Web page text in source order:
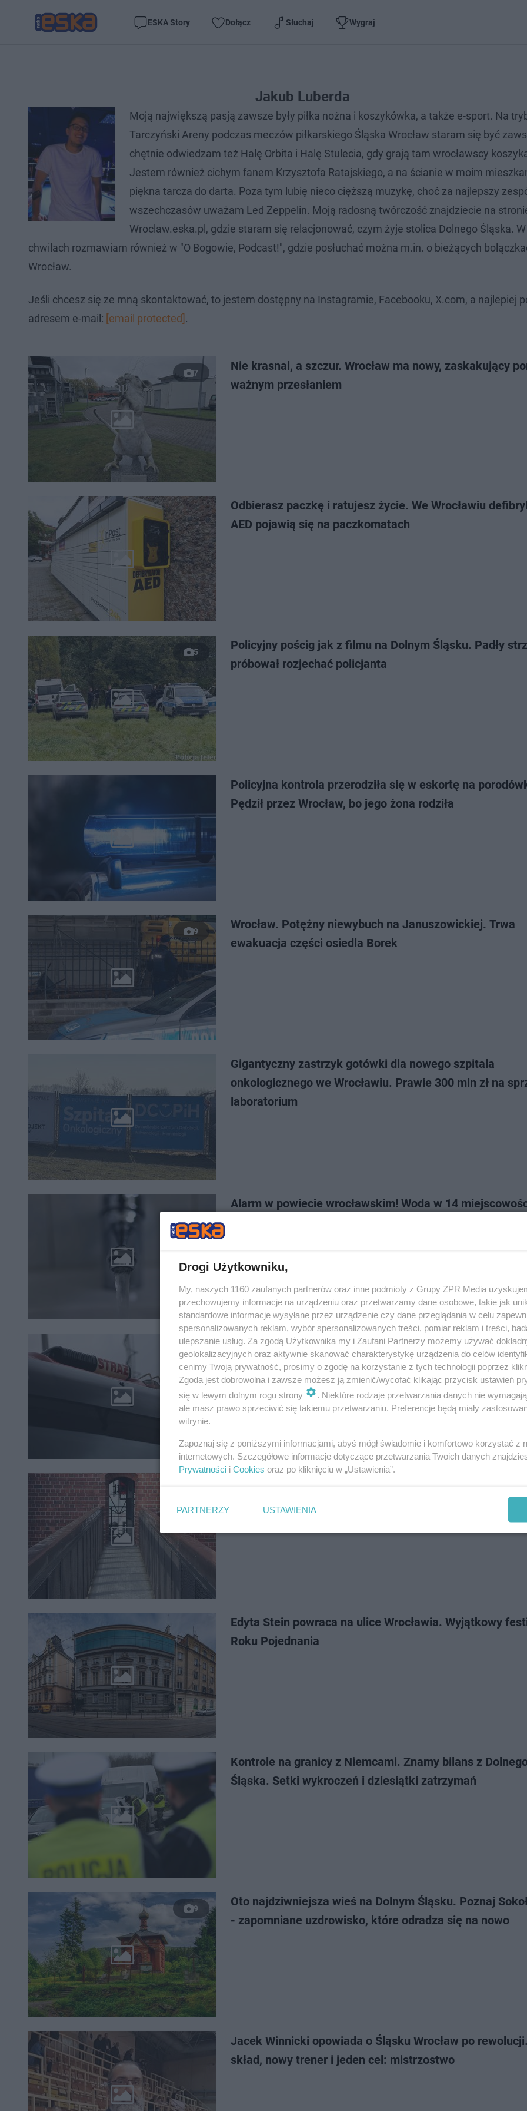
ESKA Story Dołącz Słuchaj Wygraj
Jakub Luberda
Moją największą pasją zawsze były piłka nożna i koszykówka, a także e-sport. Na
Tarczyński Areny podczas meczów piłkarskiego Śląska Wrocław staram się być
chętnie odwiedzam też Halę Orbita i Halę Stulecia, gdy grają tam wrocławscy
Jestem również cichym fanem Krzysztofa Ratajskiego, a na ścianie w moim
piękna tarcza do darta. Poza tym lubię nieco cięższą muzykę, choć za najlepszy
wszechczasów uważam Led Zeppelin. Moją radosną twórczość znajdziecie na
Wroclaw.eska.pl, gdzie staram się relacjonować, czym żyje stolica Dolnego Śląska.
chwilach rozmawiam również w "O Bogowie, Podcast!", gdzie posłuchać można m.in. o bieżących
Wrocław.
Jeśli chcesz się ze mną skontaktować, to jestem dostępny na Instagramie, Facebooku, X.com, a najlepiej
adresem e-mail: [email protected] .
7
Nie krasnal, a szczur. Wrocław ma nowy, zaskakujący
ważnym przesłaniem
Odbierasz paczkę i ratujesz życie. We Wrocławiu
AED pojawią się na paczkomatach
5
Policyjny pościg jak z filmu na Dolnym Śląsku. Padły
próbował rozjechać policjanta
Policyjna kontrola przerodziła się w eskortę na
Pędził przez Wrocław, bo jego żona rodziła
9
Wrocław. Potężny niewybuch na Januszowickiej. Trwa
ewakuacja części osiedla Borek
Gigantyczny zastrzyk gotówki dla nowego szpitala
onkologicznego we Wrocławiu. Prawie 300 mln zł na
laboratorium
Alarm w powiecie wrocławskim! Woda w 14
Poranny huk w Jedlinie-Zdroju. Wybuch gazu w
osoby w szpitalu
przechodzą po plecach
Edyta Stein powraca na ulice Wrocławia. Wyjątkowy
Roku Pojednania
Kontrole na granicy z Niemcami. Znamy bilans z
Śląska. Setki wykroczeń i dziesiątki zatrzymań
9
Oto najdziwniejsza wieś na Dolnym Śląsku. Poznaj
- zapomniane uzdrowisko, które odradza się na nowo
Jacek Winnicki opowiada o Śląsku Wrocław po
skład, nowy trener i jeden cel: mistrzostwo
Drogi Użytkowniku,
My, naszych 1160 zaufanych partnerów oraz inne podmioty z Grupy ZPR Media
przechowujemy informacje na urządzeniu oraz przetwarzamy dane osobowe, takie jak
standardowe informacje wysyłane przez urządzenie czy dane przeglądania w celu
spersonalizowanych reklam, wybór spersonalizowanych treści, pomiar reklam i treści,
ulepszanie usług. Za zgodą Użytkownika my i Zaufani Partnerzy możemy używać
geolokalizacyjnych oraz aktywnie skanować charakterystykę urządzenia do celów
cenimy Twoją prywatność, prosimy o zgodę na korzystanie z tych technologii poprzez
Zgoda jest dobrowolna i zawsze możesz ją zmienić/wycofać klikając przycisk ustawień
się w lewym dolnym rogu strony
. Niektóre rodzaje przetwarzania danych nie
ale masz prawo sprzeciwić się takiemu przetwarzaniu. Preferencje będą miały
witrynie.
Zapoznaj się z poniższymi informacjami, abyś mógł świadomie i komfortowo korzystać z
internetowych. Szczegółowe informacje dotyczące przetwarzania Twoich danych
Prywatności i Cookies oraz po kliknięciu w „Ustawienia”.
PARTNERZY USTAWIENIA